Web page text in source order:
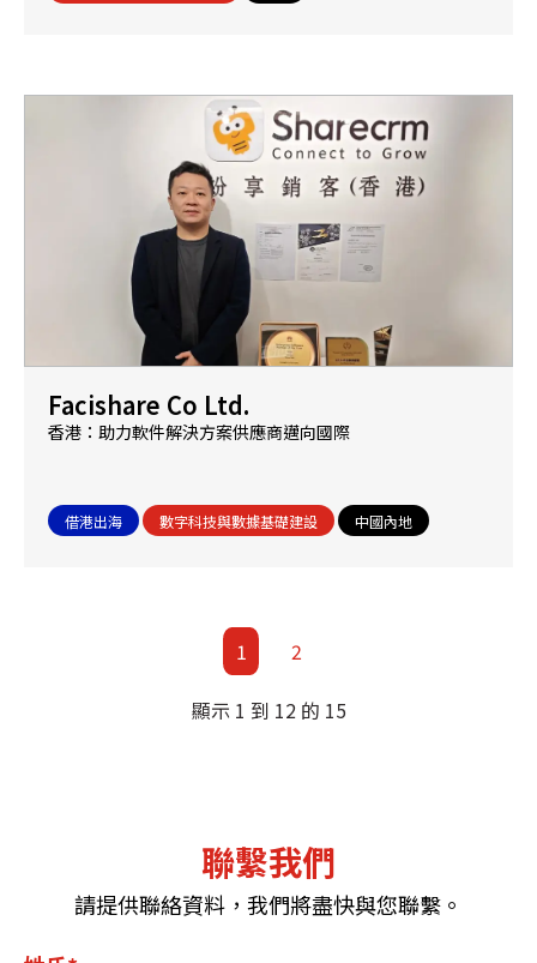
Facishare Co Ltd.
香港：助力軟件解決方案供應商邁向國際
借港出海 數字科技與數據基礎建設 中國內地
1 2
顯示 1 到 12 的 15
聯繫我們
請提供聯絡資料，我們將盡快與您聯繫。